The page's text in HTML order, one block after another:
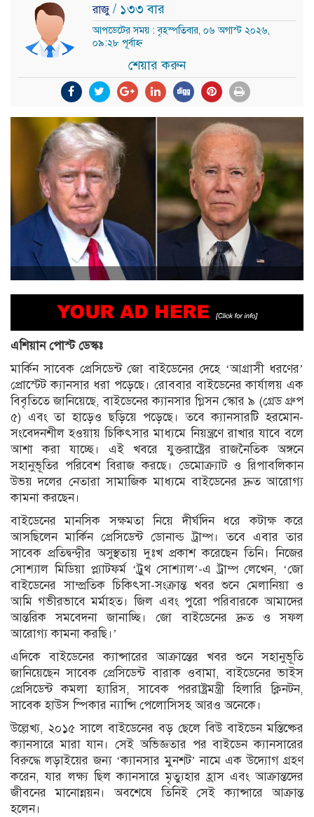
রাজু / ১৩৩ বার
আপডেটের সময় : বৃহস্পতিবার, ০৬ অগাস্ট ২০২৬,
০৯:২৮ পূর্বাহ্ন
শেয়ার করুন
এশিয়ান পোস্ট ডেস্কঃ
মার্কিন সাবেক প্রেসিডেন্ট জো বাইডেনের দেহে ‘আগ্রাসী ধরণের’
প্রোস্টেট ক্যানসার ধরা পড়েছে। রোববার বাইডেনের কার্যালয় এক
বিবৃতিতে জানিয়েছে, বাইডেনের ক্যানসার গ্লিসন স্কোর ৯ (গ্রেড গ্রুপ
৫) এবং তা হাড়েও ছড়িয়ে পড়েছে। তবে ক্যানসারটি হরমোন-
সংবেদনশীল হওয়ায় চিকিৎসার মাধ্যমে নিয়ন্ত্রণে রাখার যাবে বলে
আশা করা যাচ্ছে। এই খবরে যুক্তরাষ্ট্রের রাজনৈতিক অঙ্গনে
সহানুভূতির পরিবেশ বিরাজ করছে। ডেমোক্র্যাট ও রিপাবলিকান
উভয় দলের নেতারা সামাজিক মাধ্যমে বাইডেনের দ্রুত আরোগ্য
কামনা করছেন।
বাইডেনের মানসিক সক্ষমতা নিয়ে দীর্ঘদিন ধরে কটাক্ষ করে
আসছিলেন মার্কিন প্রেসিডেন্ট ডোনাল্ড ট্রাম্প। তবে এবার তার
সাবেক প্রতিদ্বন্দ্বীর অসুস্থতায় দুঃখ প্রকাশ করেছেন তিনি। নিজের
সোশ্যাল মিডিয়া প্ল্যাটফর্ম ‘ট্রুথ সোশ্যাল’-এ ট্রাম্প লেখেন, ‘জো
বাইডেনের সাম্প্রতিক চিকিৎসা-সংক্রান্ত খবর শুনে মেলানিয়া ও
আমি গভীরভাবে মর্মাহত। জিল এবং পুরো পরিবারকে আমাদের
আন্তরিক সমবেদনা জানাচ্ছি। জো বাইডেনের দ্রুত ও সফল
আরোগ্য কামনা করছি।’
এদিকে বাইডেনের ক্যান্সারের আক্রান্তের খবর শুনে সহানুভূতি
জানিয়েছেন সাবেক প্রেসিডেন্ট বারাক ওবামা, বাইডেনের ভাইস
প্রেসিডেন্ট কমলা হ্যারিস, সাবেক পররাষ্ট্রমন্ত্রী হিলারি ক্লিনটন,
সাবেক হাউস স্পিকার ন্যান্সি পেলোসিসহ আরও অনেকে।
উল্লেখ্য, ২০১৫ সালে বাইডেনের বড় ছেলে বিউ বাইডেন মস্তিষ্কের
ক্যানসারে মারা যান। সেই অভিজ্ঞতার পর বাইডেন ক্যানসারের
বিরুদ্ধে লড়াইয়ের জন্য ‘ক্যানসার মুনশট’ নামে এক উদ্যোগ গ্রহণ
করেন, যার লক্ষ্য ছিল ক্যানসারে মৃত্যুহার হ্রাস এবং আক্রান্তদের
জীবনের মানোন্নয়ন। অবশেষে তিনিই সেই ক্যান্সারে আক্রান্ত
হলেন।